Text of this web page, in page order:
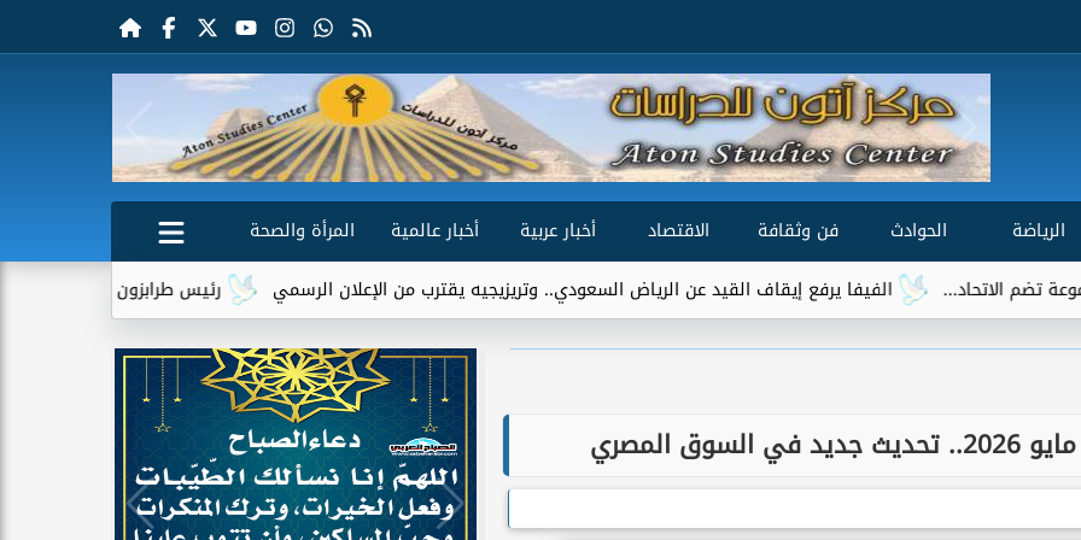
الرياضة الحوادث فن وثقافة الاقتصاد أخبار عربية أخبار عالمية
المرأة والصحة
رئيس طرابزون سبور يكشف دور تريزيجيه في
الفيفا يرفع إيقاف القيد عن الرياض السعودي.. وتريزيجيه يقترب من الإعلان الرسمي